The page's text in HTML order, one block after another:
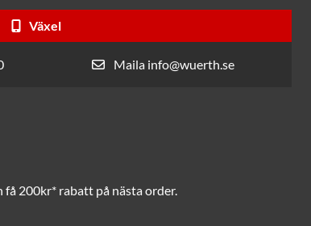
Växel
Maila info@wuerth.se
200kr* rabatt på nästa order.